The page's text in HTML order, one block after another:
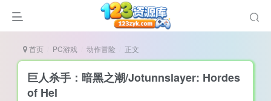
首页 PC游戏 动作冒险 正文
巨人杀手：暗黑之潮/Jotunnslayer: Hordes
of Hel